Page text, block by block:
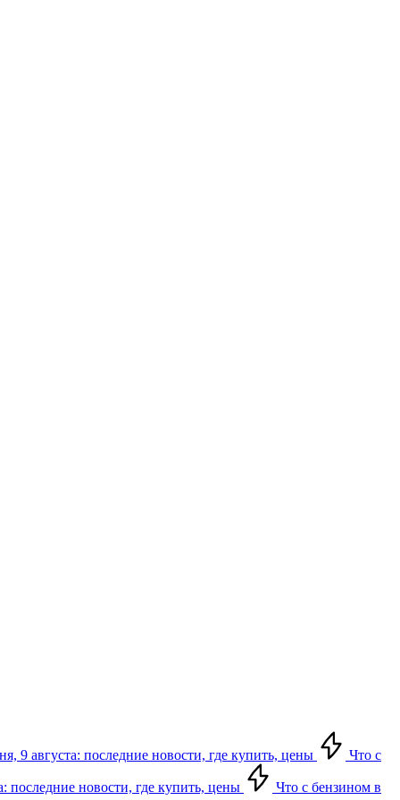
9 августа: последние новости, где купить, цены Что с
последние новости, где купить, цены Что с бензином в